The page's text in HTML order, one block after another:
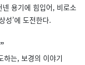
용기에 힘입어, 비로소
성’에 도전한다.
하는, 보경의 이야기